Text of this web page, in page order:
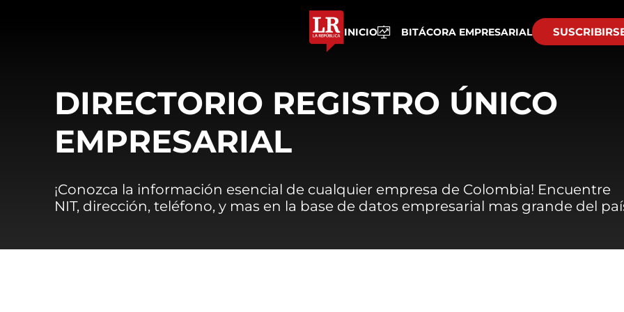
INICIO BITÁCORA EMPRESARIAL
DIRECTORIO REGISTRO ÚNICO
EMPRESARIAL
¡Conozca la información esencial de cualquier empresa de Colombia! Encuentre
NIT, dirección, teléfono, y mas en la base de datos empresarial mas grande del